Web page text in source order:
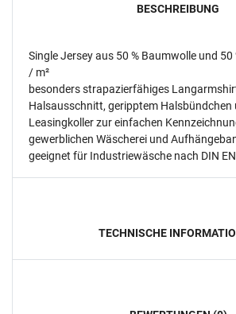
BESCHREIBUNG
Single Jersey aus 50 % Baumwolle und 50
/ m²
besonders strapazierfähiges
Halsausschnitt, geripptem Halsbündchen
Leasingkoller zur einfachen
gewerblichen Wäscherei und
geeignet für Industriewäsche nach DIN
TECHNISCHE